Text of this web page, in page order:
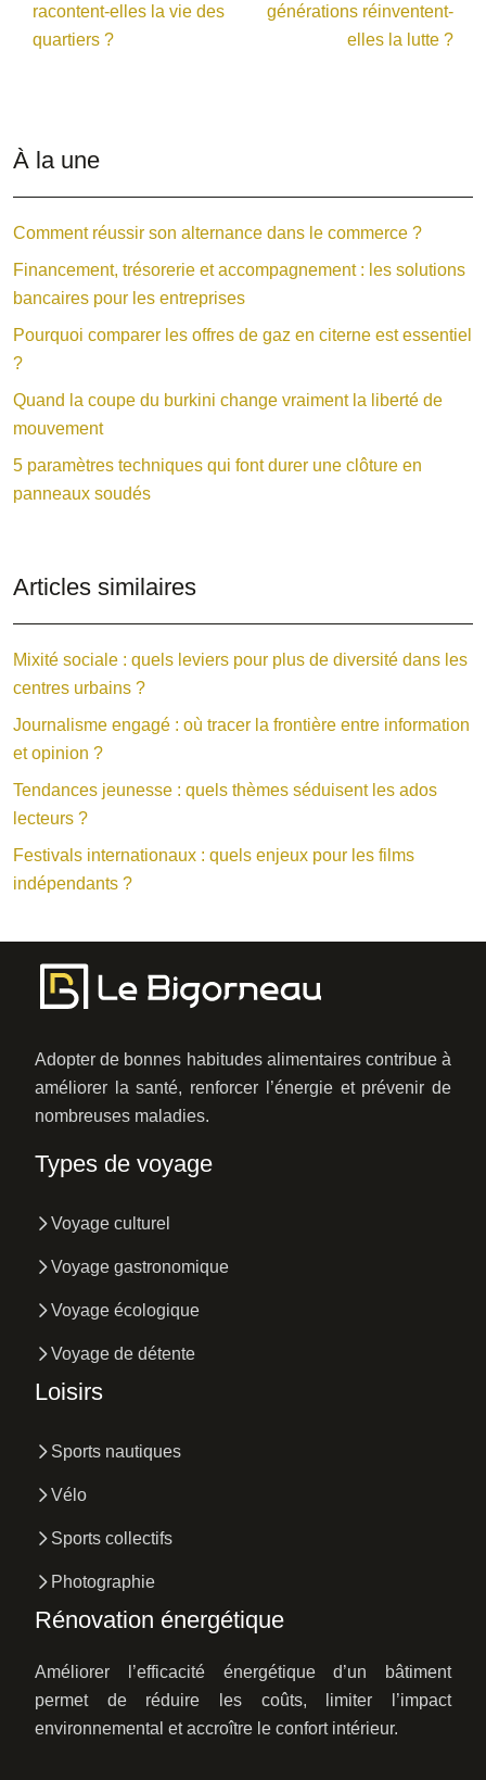
racontent-elles la vie des
quartiers ?
générations réinventent-
elles la lutte ?
À la une
Comment réussir son alternance dans le commerce ?
Financement, trésorerie et accompagnement : les solutions
bancaires pour les entreprises
Pourquoi comparer les offres de gaz en citerne est essentiel
?
Quand la coupe du burkini change vraiment la liberté de
mouvement
5 paramètres techniques qui font durer une clôture en
panneaux soudés
Articles similaires
Mixité sociale : quels leviers pour plus de diversité dans les
centres urbains ?
Journalisme engagé : où tracer la frontière entre information
et opinion ?
Tendances jeunesse : quels thèmes séduisent les ados
lecteurs ?
Festivals internationaux : quels enjeux pour les films
indépendants ?
Adopter de bonnes habitudes alimentaires contribue à
améliorer la santé, renforcer l’énergie et prévenir de
nombreuses maladies.
Types de voyage
Voyage culturel
Voyage gastronomique
Voyage écologique
Voyage de détente
Loisirs
Sports nautiques
Vélo
Sports collectifs
Photographie
Rénovation énergétique
Améliorer l’efficacité énergétique d’un bâtiment
permet de réduire les coûts, limiter l’impact
environnemental et accroître le confort intérieur.